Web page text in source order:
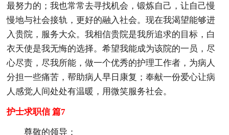
最努力的；我也常常去寻找机会，锻炼自己，让自己慢
慢地与社会接轨，更好的融入社会。现在我渴望能够进
入贵院，服务大众。我相信贵院是我所追求的目标，白
衣天使是我无悔的选择。希望我能成为该院的一员，尽
心尽责，尽我所能，做一个优秀的护理工作者，为病人
分担一些痛苦，帮助病人早日康复；奉献一份爱心让病
人感觉人间处处有温暖，用微笑服务社会。
护士求职信 篇7
尊敬的领导：